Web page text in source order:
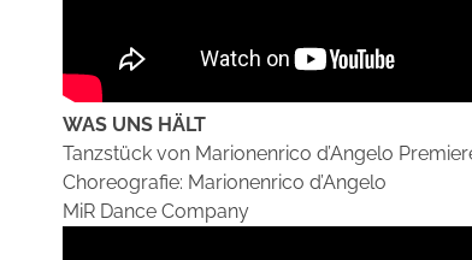
WAS UNS HÄLT
Tanzstück von Marionenrico d’Angelo
Choreografie: Marionenrico d’Angelo
MiR Dance Company